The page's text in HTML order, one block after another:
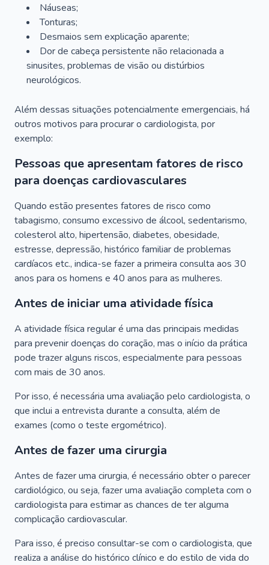
Náuseas;
Tonturas;
Desmaios sem explicação aparente;
Dor de cabeça persistente não relacionada a
sinusites, problemas de visão ou distúrbios
neurológicos.
Além dessas situações potencialmente emergenciais, há
outros motivos para procurar o cardiologista, por
exemplo:
Pessoas que apresentam fatores de risco
para doenças cardiovasculares
Quando estão presentes fatores de risco como
tabagismo, consumo excessivo de álcool, sedentarismo,
colesterol alto, hipertensão, diabetes, obesidade,
estresse, depressão, histórico familiar de problemas
cardíacos etc., indica-se fazer a primeira consulta aos 30
anos para os homens e 40 anos para as mulheres.
Antes de iniciar uma atividade física
A atividade física regular é uma das principais medidas
para prevenir doenças do coração, mas o início da prática
pode trazer alguns riscos, especialmente para pessoas
com mais de 30 anos.
Por isso, é necessária uma avaliação pelo cardiologista, o
que inclui a entrevista durante a consulta, além de
exames (como o teste ergométrico).
Antes de fazer uma cirurgia
Antes de fazer uma cirurgia, é necessário obter o parecer
cardiológico, ou seja, fazer uma avaliação completa com o
cardiologista para estimar as chances de ter alguma
complicação cardiovascular.
Para isso, é preciso consultar-se com o cardiologista, que
realiza a análise do histórico clínico e do estilo de vida do